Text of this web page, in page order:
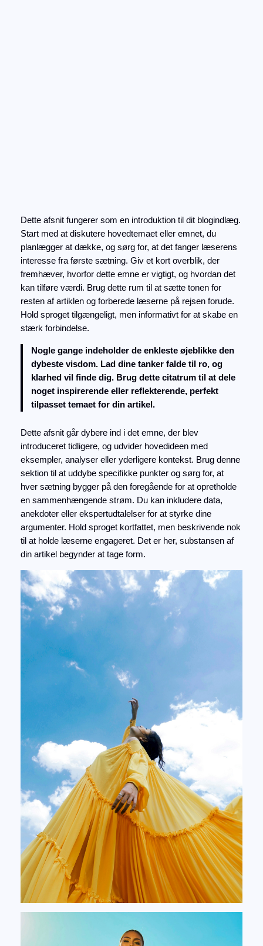
Dette afsnit fungerer som en introduktion til dit blogindlæg.
Start med at diskutere hovedtemaet eller emnet, du
planlægger at dække, og sørg for, at det fanger læserens
interesse fra første sætning. Giv et kort overblik, der
fremhæver, hvorfor dette emne er vigtigt, og hvordan det
kan tilføre værdi. Brug dette rum til at sætte tonen for
resten af artiklen og forberede læserne på rejsen forude.
Hold sproget tilgængeligt, men informativt for at skabe en
stærk forbindelse.
Nogle gange indeholder de enkleste øjeblikke den
dybeste visdom. Lad dine tanker falde til ro, og
klarhed vil finde dig. Brug dette citatrum til at dele
noget inspirerende eller reflekterende, perfekt
tilpasset temaet for din artikel.
Dette afsnit går dybere ind i det emne, der blev
introduceret tidligere, og udvider hovedideen med
eksempler, analyser eller yderligere kontekst. Brug denne
sektion til at uddybe specifikke punkter og sørg for, at
hver sætning bygger på den foregående for at opretholde
en sammenhængende strøm. Du kan inkludere data,
anekdoter eller ekspertudtalelser for at styrke dine
argumenter. Hold sproget kortfattet, men beskrivende nok
til at holde læserne engageret. Det er her, substansen af
din artikel begynder at tage form.